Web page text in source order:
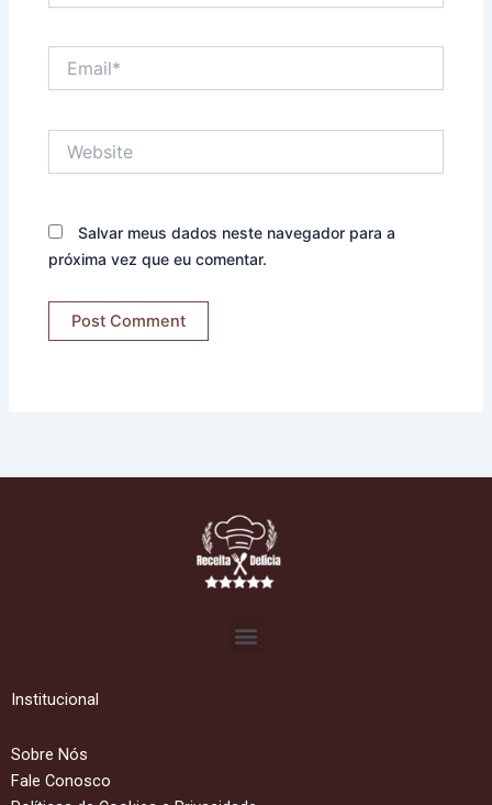
Salvar meus dados neste navegador para a
próxima vez que eu comentar.
Menu
Institucional
Sobre Nós
Fale Conosco